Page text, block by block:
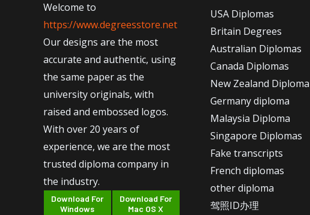
Welcome to
https://www.degreesstore.net
Our designs are the most
accurate and authentic, using
the same paper as the
university originals, with
raised and embossed logos.
With over 20 years of
experience, we are the most
trusted diploma company in
the industry.
Download For
Windows
Download For
Mac OS X
USA Diplomas
Britain Degrees
Australian Diplomas
Canada Diplomas
New Zealand Diploma
Germany diploma
Malaysia Diploma
Singapore Diplomas
Fake transcripts
French diplomas
other diploma
驾照ID办理